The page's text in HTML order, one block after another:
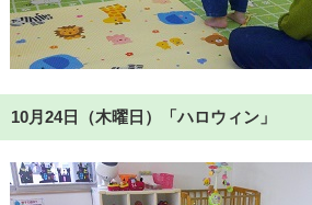
10月24日（木曜日）「ハロウィン」